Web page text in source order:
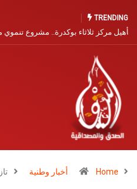
TRENDING
مندوبية الصيد البحري بآسفي تفتح باب
Home أخبار وطنية